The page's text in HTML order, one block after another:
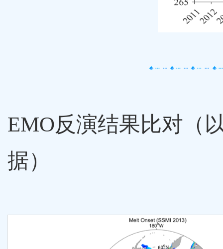
EMO反演结果比对（
据）